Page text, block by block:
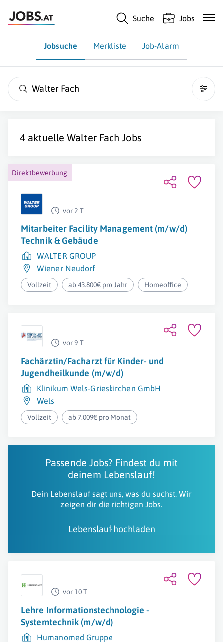
Suche Jobs
Jobsuche Merkliste Job-Alarm
Walter Fach
4 aktuelleWalter Fach Jobs
Direktbewerbung
vor 2 T
Mitarbeiter Facility Management (m/w/d)
Technik & Gebäude
WALTER GROUP
Wiener Neudorf
Vollzeit ab 43.800€ pro Jahr Homeoffice
vor 9 T
Fachärztin/Facharzt für Kinder- und
Jugendheilkunde (m/w/d)
Klinikum Wels-Grieskirchen GmbH
Wels
Vollzeit ab 7.009€ pro Monat
Passende Jobs? Findest du mit
deinem Lebenslauf!
Dein Lebenslauf sagt uns, was du suchst. Wir
zeigen dir die richtigen Jobs.
Lebenslauf hochladen
vor 10 T
Lehre Informationstechnologie -
Systemtechnik (m/w/d)
Humanomed Gruppe